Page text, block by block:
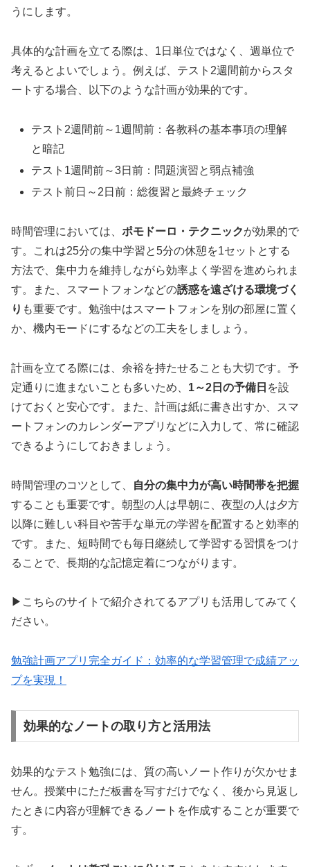
うにします。
具体的な計画を立てる際は、1日単位ではなく、週単位で
考えるとよいでしょう。例えば、テスト2週間前からスタ
ートする場合、以下のような計画が効果的です。
テスト2週間前～1週間前：各教科の基本事項の理解
と暗記
テスト1週間前～3日前：問題演習と弱点補強
テスト前日～2日前：総復習と最終チェック
時間管理においては、 ポモドーロ・テクニックが効果的で
す。これは25分の集中学習と5分の休憩を1セットとする
方法で、集中力を維持しながら効率よく学習を進められま
す。また、スマートフォンなどの誘惑を遠ざける環境づく
り も重要です。勉強中はスマートフォンを別の部屋に置く
か、機内モードにするなどの工夫をしましょう。
計画を立てる際には、余裕を持たせることも大切です。予
定通りに進まないことも多いため、 1～2日の予備日 を設
けておくと安心です。また、計画は紙に書き出すか、スマ
ートフォンのカレンダーアプリなどに入力して、常に確認
できるようにしておきましょう。
時間管理のコツとして、
自分の集中力が高い時間帯を把握
することも重要です。朝型の人は早朝に、夜型の人は夕方
以降に難しい科目や苦手な単元の学習を配置すると効率的
です。また、短時間でも毎日継続して学習する習慣をつけ
ることで、長期的な記憶定着につながります。
▶こちらのサイトで紹介されてるアプリも活用してみてく
ださい。
勉強計画アプリ完全ガイド：効率的な学習管理で成績アッ
プを実現！
効果的なノートの取り方と活用法
効果的なテスト勉強には、質の高いノート作りが欠かせま
せん。授業中にただ板書を写すだけでなく、後から見返し
たときに内容が理解できるノートを作成することが重要で
す。